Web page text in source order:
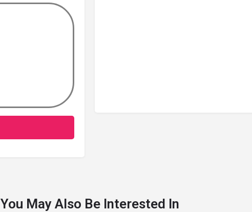
You May Also Be Interested In